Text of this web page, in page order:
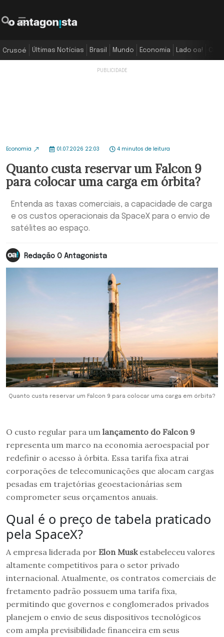
Crusoé Últimas Notícias Brasil Mundo Economia Lado oa!
Economia 01.07.2026 22:03 4 minutos de leitura
Quanto custa reservar um Falcon 9
para colocar uma carga em órbita?
Entenda as taxas comerciais, a capacidade de carga
e os custos operacionais da SpaceX para o envio de
satélites ao espaço.
Redação O Antagonista
Quanto custa reservar um Falcon 9 para colocar uma carga em órbita?
O custo regular para um lançamento do Falcon 9
representa um marco na economia aeroespacial por
redefinir o acesso à órbita. Essa tarifa fixa atrai
corporações de telecomunicações que alocam cargas
pesadas em trajetórias geoestacionárias sem
comprometer seus orçamentos anuais.
Qual é o preço de tabela praticado
pela SpaceX?
A empresa liderada por Elon Muskestabeleceu valores
altamente competitivos para o setor privado
internacional. Atualmente, os contratos comerciais de
fretamento padrão possuem uma tarifa fixa,
permitindo que governos e conglomerados privados
planejem o envio de seus dispositivos tecnológicos
com ampla previsibilidade financeira em seus